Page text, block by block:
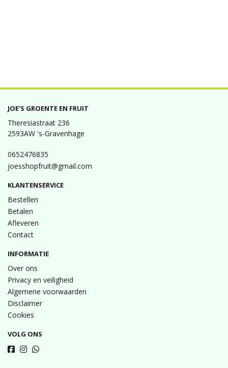
JOE'S GROENTE EN FRUIT
Theresiastraat 236
2593AW 's-Gravenhage
0652476835
joesshopfruit@gmail.com
KLANTENSERVICE
Bestellen
Betalen
Afleveren
Contact
INFORMATIE
Over ons
Privacy en veiligheid
Algemene voorwaarden
Disclaimer
Cookies
VOLG ONS